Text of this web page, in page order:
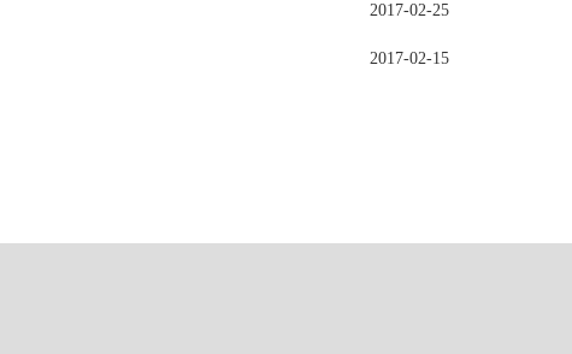
2017-02-25
2017-02-15